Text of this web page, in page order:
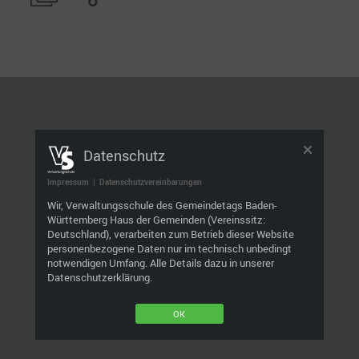
Datenschutz
Impressum | Datenschutzvereinbarungen
Wir, Verwaltungsschule des Gemeindetags Baden-
Württemberg Haus der Gemeinden (Vereinssitz:
Deutschland), verarbeiten zum Betrieb dieser Website
personenbezogene Daten nur im technisch unbedingt
notwendigen Umfang. Alle Details dazu in unserer
Datenschutzerklärung.
OK